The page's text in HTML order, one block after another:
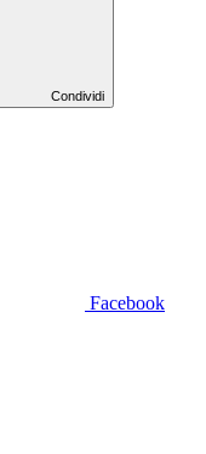
Condividi
Facebook